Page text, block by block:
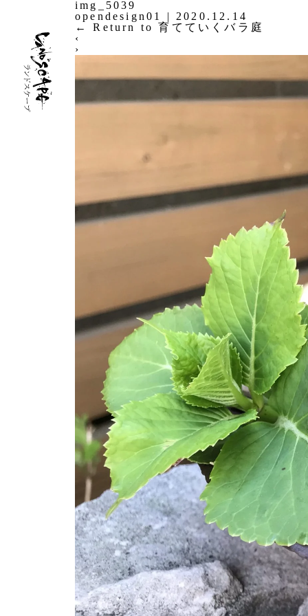
img_5039
opendesign01
| 2020.12.14
←
Return to 育てていくバラ庭
‹
›